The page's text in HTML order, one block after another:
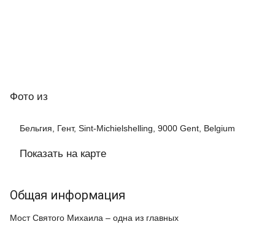
Фото из
Бельгия, Гент, Sint-Michielshelling, 9000 Gent, Belgium
Показать на карте
Общая информация
Мост Святого Михаила – одна из главных